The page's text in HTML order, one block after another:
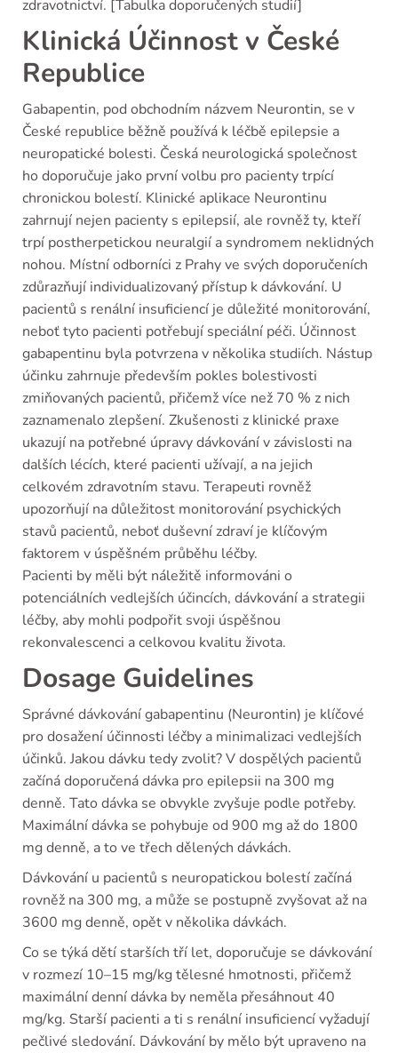
zdravotnictví. [Tabulka doporučených studií]
Klinická Účinnost v České
Republice
Gabapentin, pod obchodním názvem Neurontin, se v
České republice běžně používá k léčbě epilepsie a
neuropatické bolesti. Česká neurologická společnost
ho doporučuje jako první volbu pro pacienty trpící
chronickou bolestí. Klinické aplikace Neurontinu
zahrnují nejen pacienty s epilepsií, ale rovněž ty, kteří
trpí postherpetickou neuralgií a syndromem neklidných
nohou. Místní odborníci z Prahy ve svých doporučeních
zdůrazňují individualizovaný přístup k dávkování. U
pacientů s renální insuficiencí je důležité monitorování,
neboť tyto pacienti potřebují speciální péči. Účinnost
gabapentinu byla potvrzena v několika studiích. Nástup
účinku zahrnuje především pokles bolestivosti
zmiňovaných pacientů, přičemž více než 70 % z nich
zaznamenalo zlepšení. Zkušenosti z klinické praxe
ukazují na potřebné úpravy dávkování v závislosti na
dalších lécích, které pacienti užívají, a na jejich
celkovém zdravotním stavu. Terapeuti rovněž
upozorňují na důležitost monitorování psychických
stavů pacientů, neboť duševní zdraví je klíčovým
faktorem v úspěšném průběhu léčby.
Pacienti by měli být náležitě informováni o
potenciálních vedlejších účincích, dávkování a strategii
léčby, aby mohli podpořit svoji úspěšnou
rekonvalescenci a celkovou kvalitu života.
Dosage Guidelines
Správné dávkování gabapentinu (Neurontin) je klíčové
pro dosažení účinnosti léčby a minimalizaci vedlejších
účinků. Jakou dávku tedy zvolit? V dospělých pacientů
začíná doporučená dávka pro epilepsii na 300 mg
denně. Tato dávka se obvykle zvyšuje podle potřeby.
Maximální dávka se pohybuje od 900 mg až do 1800
mg denně, a to ve třech dělených dávkách.
Dávkování u pacientů s neuropatickou bolestí začíná
rovněž na 300 mg, a může se postupně zvyšovat až na
3600 mg denně, opět v několika dávkách.
Co se týká dětí starších tří let, doporučuje se dávkování
v rozmezí 10–15 mg/kg tělesné hmotnosti, přičemž
maximální denní dávka by neměla přesáhnout 40
mg/kg. Starší pacienti a ti s renální insuficiencí vyžadují
pečlivé sledování. Dávkování by mělo být upraveno na